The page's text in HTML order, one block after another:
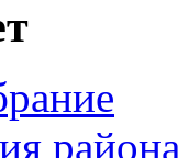
района